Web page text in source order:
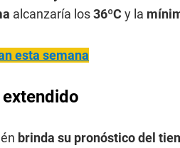
alcanzaría los36ºC y la
esta semana
brinda su pronóstico del